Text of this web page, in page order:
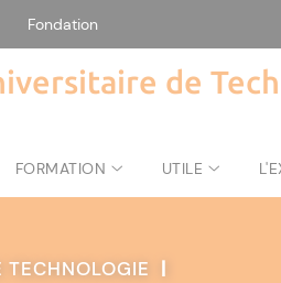
Fondation
de
FORMATION UTILE
TECHNOLOGIE |